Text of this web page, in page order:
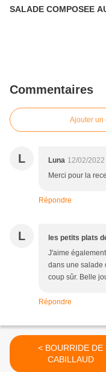
SALADE COMPOSEE
Commentaires
Ajouter un
L Luna 12/02/
Merci pour la
Répondre
L les petits plats
J'aime
dans une salade
coup sûr. Belle
Répondre
< BOURRIDE DE
CABILLAUD